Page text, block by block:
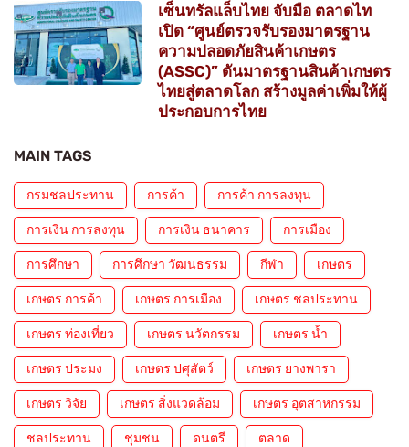
เซ็นทรัลแล็บไทย จับมือ ตลาดไท
เปิด “ศูนย์ตรวจรับรองมาตรฐาน
ความปลอดภัยสินค้าเกษตร
(ASSC)” ดันมาตรฐานสินค้าเกษตร
ไทยสู่ตลาดโลก สร้างมูลค่าเพิ่มให้ผู้
ประกอบการไทย
MAIN TAGS
กรมชลประทาน การค้า การค้า การลงทุน
การเงิน การลงทุน การเงิน ธนาคาร การเมือง
การศึกษา การศึกษา วัฒนธรรม กีฬา เกษตร
เกษตร การค้า เกษตร การเมือง เกษตร ชลประทาน
เกษตร ท่องเที่ยว เกษตร นวัตกรรม เกษตร น้ำ
เกษตร ประมง เกษตร ปศุสัตว์ เกษตร ยางพารา
เกษตร วิจัย เกษตร สิ่งแวดล้อม เกษตร อุตสาหกรรม
ชลประทาน ชุมชน ดนตรี ตลาด